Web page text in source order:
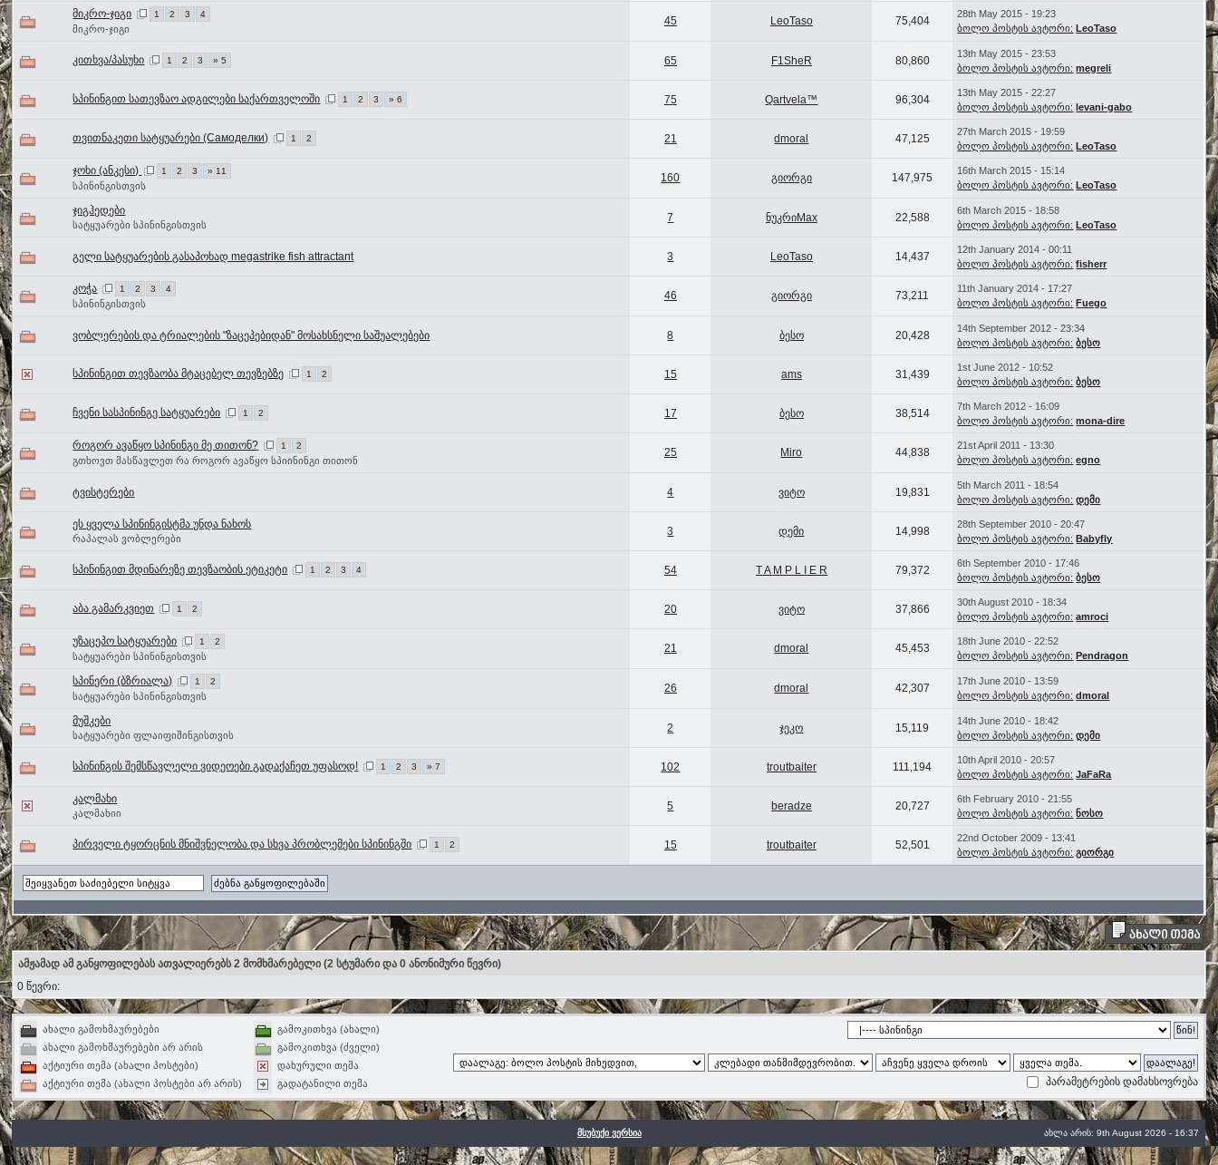
მიკრო-ჯიგი 1 2 3 4
მიკრო-ჯიგი
45 LeoTaso 75,404
28th May 2015 - 19:23
ბოლო პოსტის ავტორი: LeoTaso
კითხვა/პასუხი 1 2 3 » 5 65 F1SheR 80,860
13th May 2015 - 23:53
ბოლო პოსტის ავტორი: megreli
სპინინგით სათევზაო ადგილები საქართველოში 1 2 3 » 6 75 Qartvela™ 96,304
13th May 2015 - 22:27
ბოლო პოსტის ავტორი: levani-gabo
თვითნაკეთი სატყუარები (Самоделки) 1 2 21 dmoral 47,125
27th March 2015 - 19:59
ბოლო პოსტის ავტორი: LeoTaso
ჯოხი (ანკესი) 1 2 3 » 11
სპინინგისთვის
160 გიორგი 147,975
16th March 2015 - 15:14
ბოლო პოსტის ავტორი: LeoTaso
ჯიგჰედები
სატყუარები სპინინგისთვის
7 ნუკრიMax 22,588
6th March 2015 - 18:58
ბოლო პოსტის ავტორი: LeoTaso
გელი სატყუარების გასაპოხად megastrike fish attractant 3 LeoTaso 14,437
12th January 2014 - 00:11
ბოლო პოსტის ავტორი: fisherr
კოჭა 1 2 3 4
სპინინგისთვის
46 გიორგი 73,211
11th January 2014 - 17:27
ბოლო პოსტის ავტორი: Fuego
ვობლერების და ტრიალების "ზაცეპებიდან" მოსახსნელი საშუალებები 8 ბესო 20,428
14th September 2012 - 23:34
ბოლო პოსტის ავტორი: ბესო
სპინინგით თევზაობა მტაცებელ თევზებზე 1 2 15 ams 31,439
1st June 2012 - 10:52
ბოლო პოსტის ავტორი: ბესო
ჩვენი სასპინინგე სატყუარები 1 2 17 ბესო 38,514
7th March 2012 - 16:09
ბოლო პოსტის ავტორი: mona-dire
როგორ ავაწყო სპინინგი მე თითონ? 1 2
გთხოვთ მასწავლეთ რა როგორ ავაწყო სპიინინგი თითონ
25 Miro 44,838
21st April 2011 - 13:30
ბოლო პოსტის ავტორი: egno
ტვისტერები 4 ვიტო 19,831
5th March 2011 - 18:54
ბოლო პოსტის ავტორი: დემი
ეს ყველა სპინინგისტმა უნდა ნახოს
რაპალას ვობლერები
3 დემი 14,998
28th September 2010 - 20:47
ბოლო პოსტის ავტორი: Babyfly
სპინინგით მდინარეზე თევზაობის ეტიკეტი 1 2 3 4 54 T A M P L I E R 79,372
6th September 2010 - 17:46
ბოლო პოსტის ავტორი: ბესო
აბა გამარკვიეთ 1 2 20 ვიტო 37,866
30th August 2010 - 18:34
ბოლო პოსტის ავტორი: amroci
უზაცეპო სატყუარები 1 2
სატყუარები სპინინგისთვის
21 dmoral 45,453
18th June 2010 - 22:52
ბოლო პოსტის ავტორი: Pendragon
სპინერი (ბზრიალა) 1 2
სატყუარები სპინინგისთვის
26 dmoral 42,307
17th June 2010 - 13:59
ბოლო პოსტის ავტორი: dmoral
მუშკები
სატყუარები ფლაიფიშინგისთვის
2 ჯეკო 15,119
14th June 2010 - 18:42
ბოლო პოსტის ავტორი: დემი
სპინინგის შემსწავლელი ვიდეოები გადაქაჩეთ უფასოდ! 1 2 3 » 7 102 troutbaiter 111,194
10th April 2010 - 20:57
ბოლო პოსტის ავტორი: JaFaRa
კალმახი
კალმახიი
5 beradze 20,727
6th February 2010 - 21:55
ბოლო პოსტის ავტორი: ნოსო
პირველი ტყორცნის მნიშვნელობა და სხვა პრობლემები სპინინგში 1 2 15 troutbaiter 52,501
22nd October 2009 - 13:41
ბოლო პოსტის ავტორი: გიორგი
ამჟამად ამ განყოფილებას ათვალიერებს 2 მომხმარებელი(2 სტუმარი და 0 ანონიმური წევრი)
0 წევრი:
ახალი გამოხმაურებები
ახალი გამოხმაურებები არ არის
აქტიური თემა (ახალი პოსტები)
აქტიური თემა (ახალი პოსტები არ არის)
გამოკითხვა (ახალი)
გამოკითხვა (ძველი)
დახურული თემა
გადატანილი თემა
პარამეტრების დამახსოვრება
მსუბუქი ვერსია ახლა არის: 9th August 2026 - 16:37